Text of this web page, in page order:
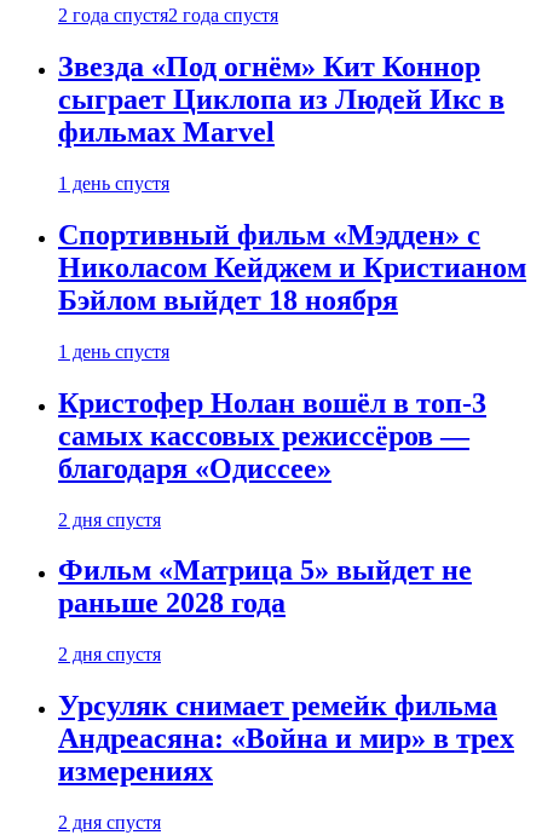
2 года спустя2 года спустя
Звезда «Под огнём» Кит Коннор
сыграет Циклопа из Людей Икс в
фильмах Marvel
1 день спустя
Спортивный фильм «Мэдден» с
Николасом Кейджем и Кристианом
Бэйлом выйдет 18 ноября
1 день спустя
Кристофер Нолан вошёл в топ-3
самых кассовых режиссёров —
благодаря «Одиссее»
2 дня спустя
Фильм «Матрица 5» выйдет не
раньше 2028 года
2 дня спустя
Урсуляк снимает ремейк фильма
Андреасяна: «Война и мир» в трех
измерениях
2 дня спустя